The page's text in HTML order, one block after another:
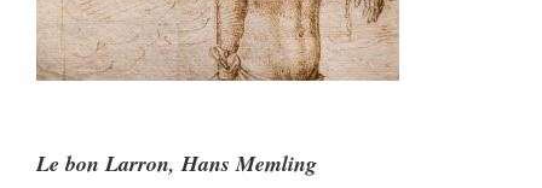
Le bon Larron, Hans Memling